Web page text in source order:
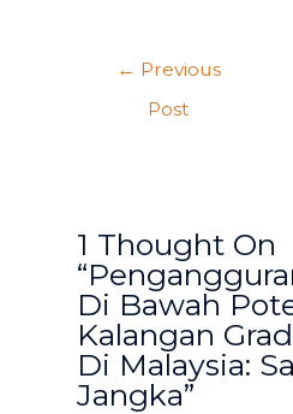
← Previous
Post
1 Thought On
Di Bawah
Kalangan
Di Malaysia:
Jangka”